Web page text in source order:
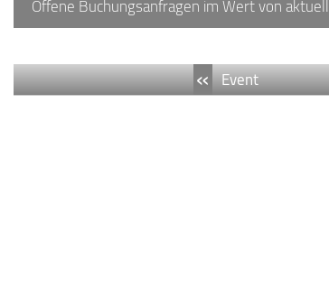
Offene Buchungsanfragen im Wert von aktuell
« Event